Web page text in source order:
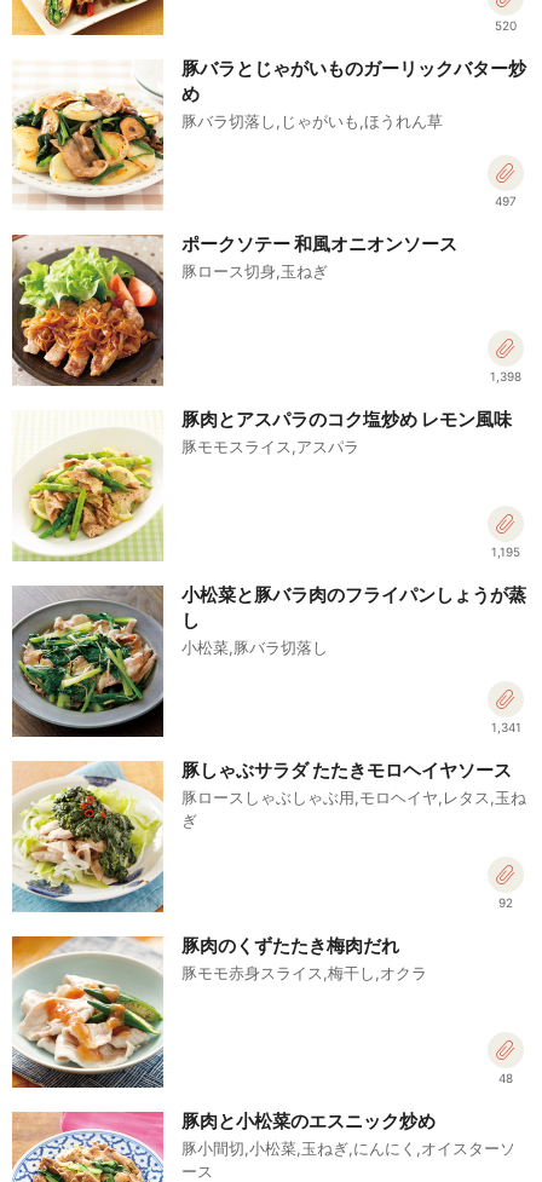
520
豚バラとじゃがいものガーリックバター炒
め
豚バラ切落し,じゃがいも,ほうれん草
497
ポークソテー 和風オニオンソース
豚ロース切身,玉ねぎ
1,398
豚肉とアスパラのコク塩炒め レモン風味
豚モモスライス,アスパラ
1,195
小松菜と豚バラ肉のフライパンしょうが蒸
し
小松菜,豚バラ切落し
1,341
豚しゃぶサラダ たたきモロヘイヤソース
豚ロースしゃぶしゃぶ用,モロヘイヤ,レタス,玉ね
ぎ
92
豚肉のくずたたき梅肉だれ
豚モモ赤身スライス,梅干し,オクラ
48
豚肉と小松菜のエスニック炒め
豚小間切,小松菜,玉ねぎ,にんにく,オイスターソ
ース